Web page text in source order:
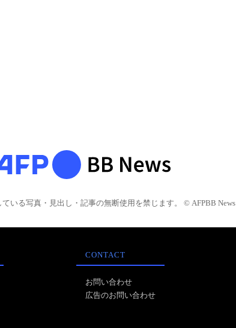
ている写真・見出し・記事の無断使用を禁じます。 © AFPBB News
CONTACT
お問い合わせ
広告のお問い合わせ